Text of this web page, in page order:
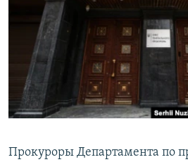
ПОБЕДИТЕЛЕЙ НЕ СУДЯТ?
КРЫМ.НЕПОКОРЕННЫЙ
ELIFBE
УКРАИНСКАЯ ПРОБЛЕМА КРЫМА
ПРИСОЕДИНЯЙТЕСЬ!
Все сайты RFE/RL
Прокуроры Департамента по